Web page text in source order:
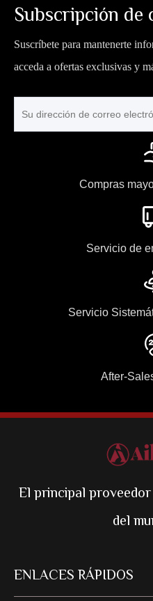
Subscripción de
Suscríbete para mantenerte
acceda a ofertas exclusivas y
Compras
Servicio de
Servicio
After-
El principal
del
ENLACES RÁPIDOS